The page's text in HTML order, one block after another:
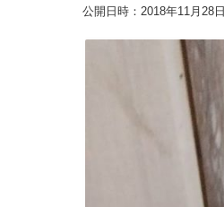
公開日時： 2018年11月28日